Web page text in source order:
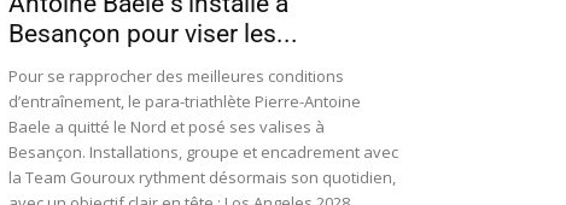
Besançon pour viser les...
Pour se rapprocher des meilleures conditions
d’entraînement, le para-triathlète Pierre-Antoine
Baele a quitté le Nord et posé ses valises à
Besançon. Installations, groupe et encadrement avec
la Team Gouroux rythment désormais son quotidien,